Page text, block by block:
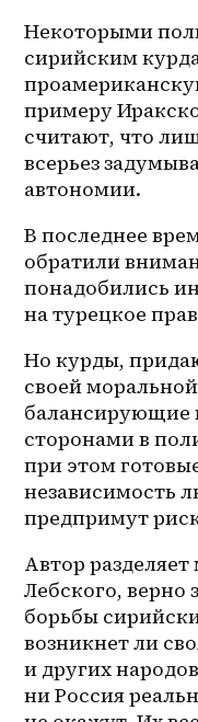
Некоторыми
сирийским
примеру
считают, что
всерьез
автономии.
В последнее
обратили
понадобились
на турецкое
Но курды,
своей
балансирующие
сторонами в
при этом
независимость
предпримут
Автор
Лебского, верно
борьбы
возникнет ли
и других
ни Россия